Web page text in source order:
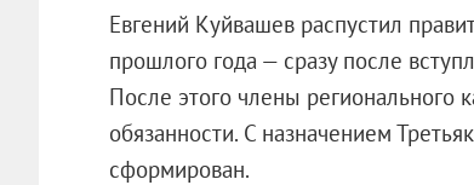
Евгений Куйвашев распустил
прошлого года — сразу после
После этого члены регионального
обязанности. С назначением
сформирован.